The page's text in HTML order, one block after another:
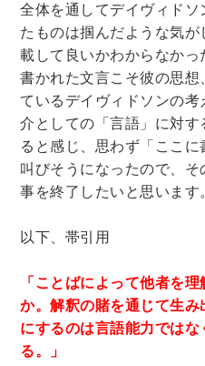
全体を通してデイヴィド
たものは掴んだような気
載して良いかわからなか
書かれた文言こそ彼の思
ているデイヴィドソンの
介としての「言語」に対
ると感じ、思わず「ここ
叫びそうになったので、
事を終了したいと思います
以下、帯引用
「ことばによって他者を
か。解釈の賭を通じて生
にするのは言語能力では
る。」